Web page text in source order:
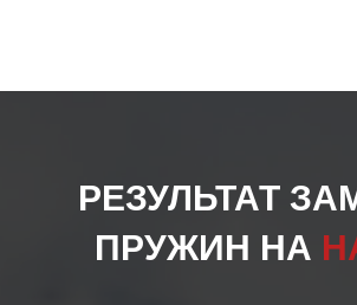
РЕЗУЛЬТАТ
ПРУЖИН НА